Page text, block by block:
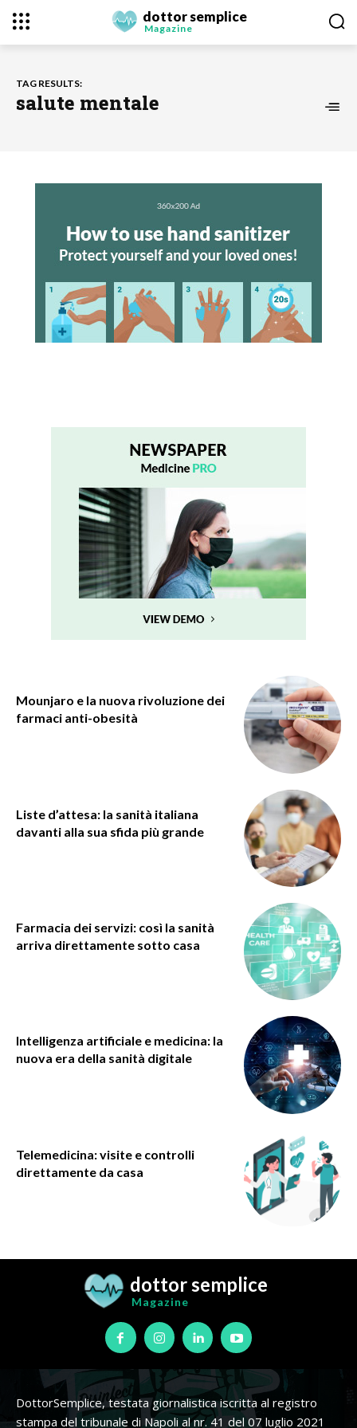
dottor semplice
Magazine
TAG RESULTS:
salute mentale
Mounjaro e la nuova rivoluzione dei
farmaci anti-obesità
Liste d’attesa: la sanità italiana
davanti alla sua sfida più grande
Farmacia dei servizi: così la sanità
arriva direttamente sotto casa
Intelligenza artificiale e medicina: la
nuova era della sanità digitale
Telemedicina: visite e controlli
direttamente da casa
dottor semplice
Magazine
DottorSemplice, testata giornalistica iscritta al registro
stampa del tribunale di Napoli al nr. 41 del 07 luglio 2021